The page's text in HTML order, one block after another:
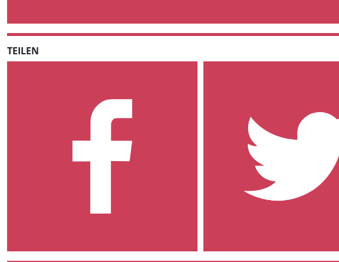
TEILEN